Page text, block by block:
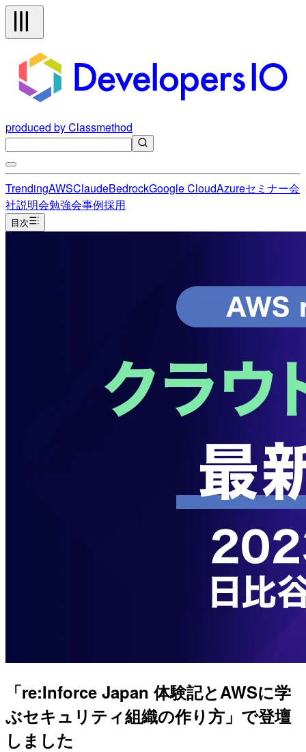
produced by Classmethod
TrendingAWSClaudeBedrockGoogle CloudAzureセミナー会
社説明会勉強会事例採用
目次
「re:Inforce Japan 体験記とAWSに学
ぶセキュリティ組織の作り方」で登壇
しました